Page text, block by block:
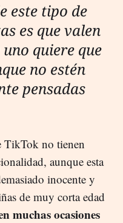
este tipo de
es que valen
quiere que
no estén
pensadas
TikTok no tienen
aunque esta
inocente y
de muy corta edad
muchas ocasiones